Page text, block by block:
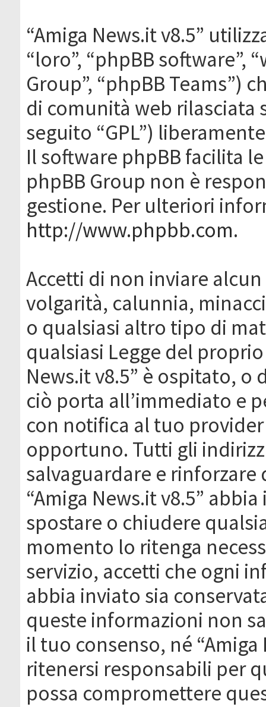
“Amiga News.it v8.5”
“loro”, “phpBB software”,
Group”, “phpBB Teams”)
di comunità web rilasciata
seguito “GPL”)
Il software phpBB facilita
phpBB Group non è
gestione. Per ulteriori
http://www.phpbb.com.
Accetti di non inviare
volgarità, calunnia,
o qualsiasi altro tipo di
qualsiasi Legge del
News.it v8.5” è ospitato, o
ciò porta all’immediato e
con notifica al tuo
opportuno. Tutti gli
salvaguardare e
“Amiga News.it v8.5”
spostare o chiudere
momento lo ritenga
servizio, accetti che ogni
abbia inviato sia
queste informazioni non
il tuo consenso, né
ritenersi responsabili per
possa compromettere